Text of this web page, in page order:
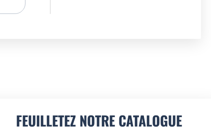
FEUILLETEZ NOTRE CATALOGUE